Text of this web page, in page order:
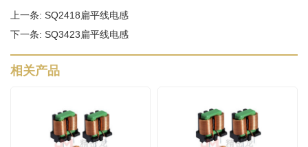
上一条: SQ2418扁平线电感
下一条: SQ3423扁平线电感
相关产品